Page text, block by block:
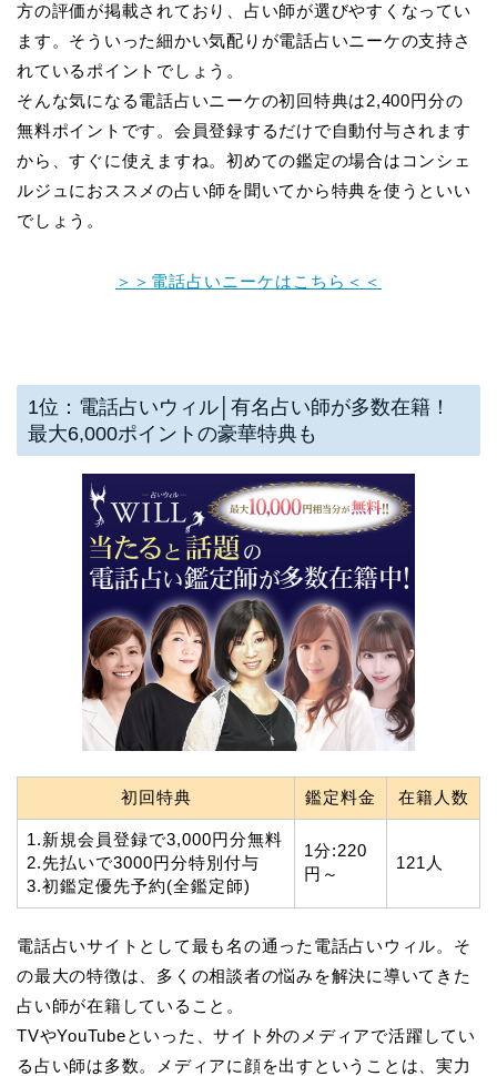
方の評価が掲載されており、占い師が選びやすくなってい
ます。そういった細かい気配りが電話占いニーケの支持さ
れているポイントでしょう。
そんな気になる電話占いニーケの初回特典は2,400円分の
無料ポイントです。会員登録するだけで自動付与されます
から、すぐに使えますね。初めての鑑定の場合はコンシェ
ルジュにおススメの占い師を聞いてから特典を使うといい
でしょう。
＞＞電話占いニーケはこちら＜＜
1位：電話占いウィル│有名占い師が多数在籍！
最大6,000ポイントの豪華特典も
初回特典 鑑定料金 在籍人数
1.新規会員登録で3,000円分無料
2.先払いで3000円分特別付与
3.初鑑定優先予約(全鑑定師)
1分:220
円～
121人
電話占いサイトとして最も名の通った電話占いウィル。そ
の最大の特徴は、多くの相談者の悩みを解決に導いてきた
占い師が在籍していること。
TVやYouTubeといった、サイト外のメディアで活躍してい
る占い師は多数。メディアに顔を出すということは、実力